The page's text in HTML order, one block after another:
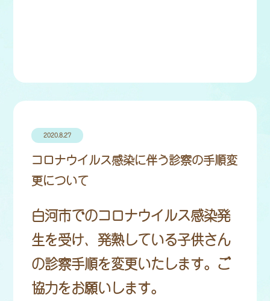
2020.8.27
コロナウイルス感染に伴う診察の手順変
更について
白河市でのコロナウイルス感染発
生を受け、発熱している子供さん
の診察手順を変更いたします。ご
協力をお願いします。